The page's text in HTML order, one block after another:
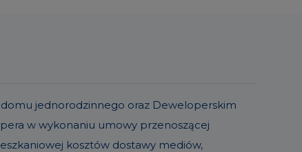
jednorodzinnego oraz Deweloperskim
w wykonaniu umowy przenoszącej
kosztów dostawy mediów,